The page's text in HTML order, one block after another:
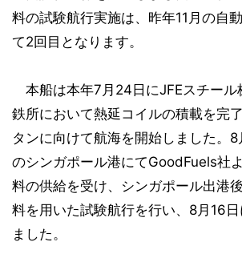
料の試験航行実施は、昨年11月の自
て2回目となります。
本船は本年7月24日にJFEスチール
鉄所において熱延コイルの積載を完
タンに向けて航海を開始しました。
のシンガポール港にてGoodFuels社
料の供給を受け、シンガポール出港
料を用いた試験航行を行い、8月16
ました。